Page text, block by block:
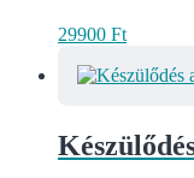
29900 Ft